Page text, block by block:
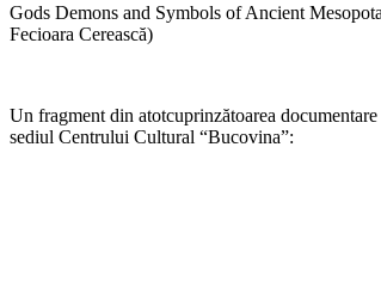
Gods Demons and Symbols of Ancient
Fecioara Cerească)
Un fragment din atotcuprinzătoarea
sediul Centrului Cultural “Bucovina”: